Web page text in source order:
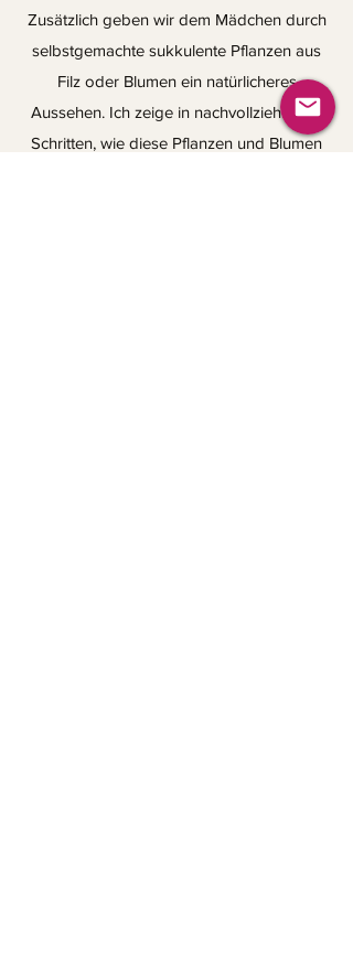
Zusätzlich geben wir dem Mädchen durch
selbstgemachte sukkulente Pflanzen aus
Filz oder Blumen ein natürlicheres
Aussehen. Ich zeige in nachvollziehbaren
Schritten, wie diese Pflanzen und Blumen